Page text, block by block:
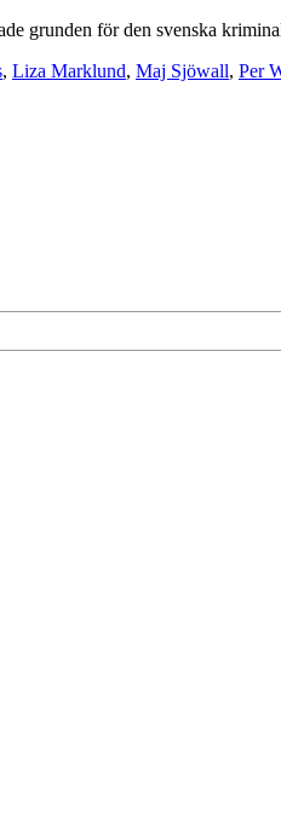
grunden för den svenska
, Liza Marklund, Maj Sjöwall, Per